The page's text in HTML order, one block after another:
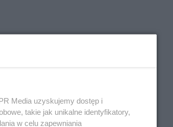
Media uzyskujemy dostęp i
takie jak unikalne identyfikatory,
w celu zapewniania